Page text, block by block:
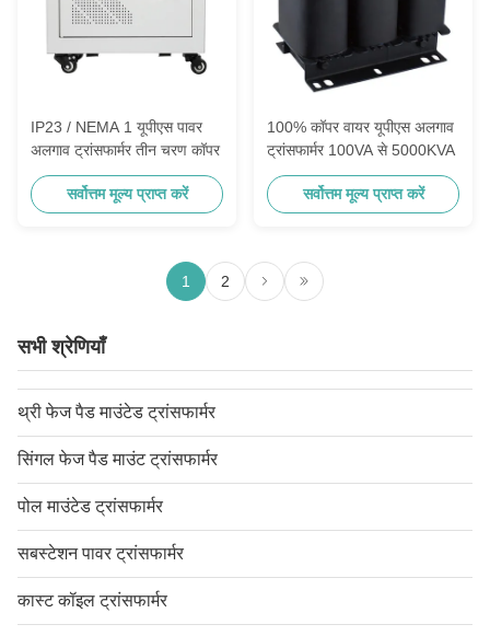
IP23 / NEMA 1 यूपीएस पावर
अलगाव ट्रांसफार्मर तीन चरण कॉपर
सर्वोत्तम मूल्य प्राप्त करें
100% कॉपर वायर यूपीएस अलगाव
ट्रांसफार्मर 100VA से 5000KVA
सर्वोत्तम मूल्य प्राप्त करें
1 2
सभी श्रेणियाँ
थ्री फेज पैड माउंटेड ट्रांसफार्मर
सिंगल फेज पैड माउंट ट्रांसफार्मर
पोल माउंटेड ट्रांसफार्मर
सबस्टेशन पावर ट्रांसफार्मर
कास्ट कॉइल ट्रांसफार्मर